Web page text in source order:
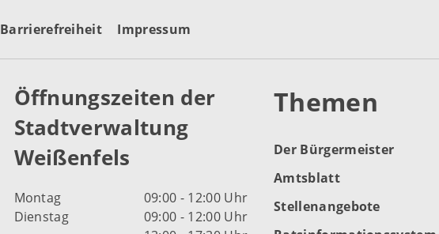
Barrierefreiheit Impressum
Öffnungszeiten der
Stadtverwaltung
Weißenfels
Montag
09:00 - 12:00 Uhr
Dienstag
09:00 - 12:00 Uhr
Themen
Der Bürgermeister
Amtsblatt
Stellenangebote